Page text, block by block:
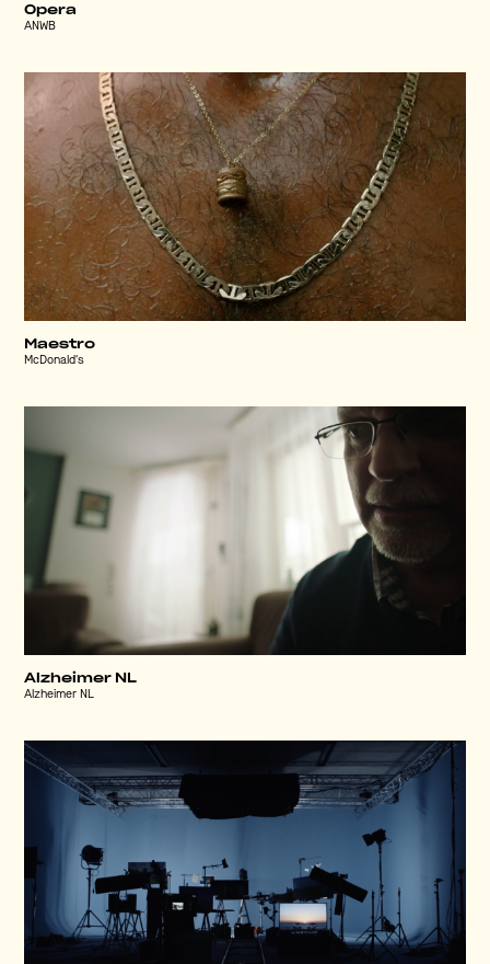
Opera
ANWB
Maestro
McDonald's
Alzheimer NL
Alzheimer NL